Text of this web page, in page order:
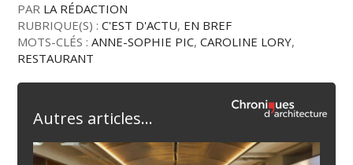
PAR LA RÉDACTION
RUBRIQUE(S) :C'EST D'ACTU, EN BREF
MOTS-CLÉS :ANNE-SOPHIE PIC,CAROLINE LORY,
RESTAURANT
Autres articles...